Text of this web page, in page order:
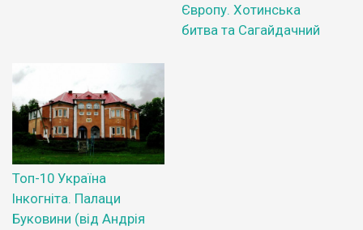
Європу. Хотинська
битва та Сагайдачний
Топ-10 Україна
Інкогніта. Палаци
Буковини (від Андрія